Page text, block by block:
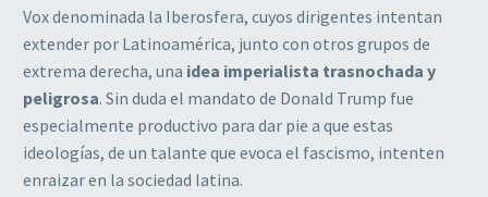
Vox denominada la Iberosfera, cuyos dirigentes intentan
extender por Latinoamérica, junto con otros grupos de
extrema derecha, una idea imperialista trasnochada y
peligrosa. Sin duda el mandato de Donald Trump fue
especialmente productivo para dar pie a que estas
ideologías, de un talante que evoca el fascismo, intenten
enraizar en la sociedad latina.